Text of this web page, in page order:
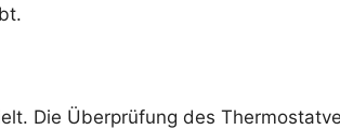
Die Überprüfung des